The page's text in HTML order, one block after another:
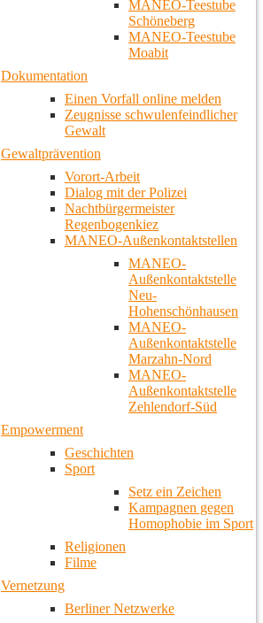
MANEO-Teestube
Schöneberg
MANEO-Teestube
Moabit
Dokumentation
Einen Vorfall online melden
Zeugnisse schwulenfeindlicher
Gewalt
Gewaltprävention
Vorort-Arbeit
Dialog mit der Polizei
Nachtbürgermeister
Regenbogenkiez
MANEO-Außenkontaktstellen
MANEO-
Außenkontaktstelle
Neu-
Hohenschönhausen
MANEO-
Außenkontaktstelle
Marzahn-Nord
MANEO-
Außenkontaktstelle
Zehlendorf-Süd
Empowerment
Geschichten
Sport
Setz ein Zeichen
Kampagnen gegen
Homophobie im Sport
Religionen
Filme
Vernetzung
Berliner Netzwerke